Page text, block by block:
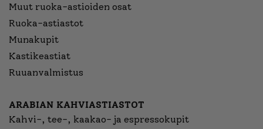
Muut ruoka-astioiden osat
Ruoka-astiastot
Munakupit
Kastikeastiat
Ruuanvalmistus
ARABIAN KAHVIASTIASTOT
Kahvi-, tee-, kaakao- ja espressokupit